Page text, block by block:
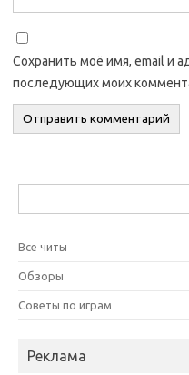
Сохранить моё имя, email и
последующих моих
Все читы
Обзоры
Советы по играм
Реклама